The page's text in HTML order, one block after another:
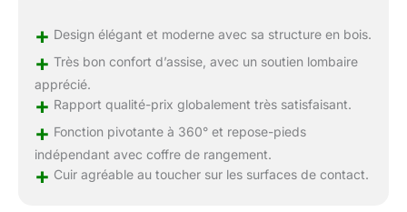
+ Design élégant et moderne avec sa structure en bois.
+ Très bon confort d’assise, avec un soutien lombaire
apprécié.
+ Rapport qualité-prix globalement très satisfaisant.
+ Fonction pivotante à 360° et repose-pieds
indépendant avec coffre de rangement.
+ Cuir agréable au toucher sur les surfaces de contact.